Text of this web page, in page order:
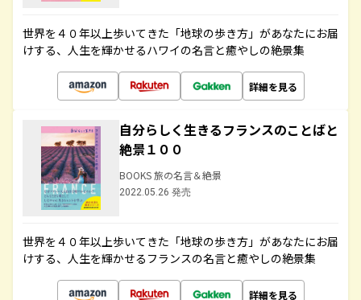
世界を４０年以上歩いてきた「地球の歩き方」があなたにお届
けする、人生を輝かせるハワイの名言と癒やしの絶景集
詳細を見る
自分らしく生きるフランスのことばと
絶景１００
BOOKS 旅の名言＆絶景
2022.05.26 発売
世界を４０年以上歩いてきた「地球の歩き方」があなたにお届
けする、人生を輝かせるフランスの名言と癒やしの絶景集
詳細を見る